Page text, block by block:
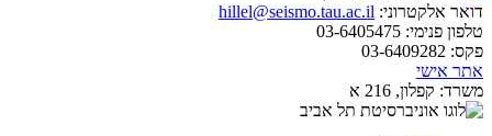
דואר אלקטרוני: hillel@seismo.tau.ac.il
טלפון פנימי:
פקס:
אתר אישי
משרד: קפלון, 216 א